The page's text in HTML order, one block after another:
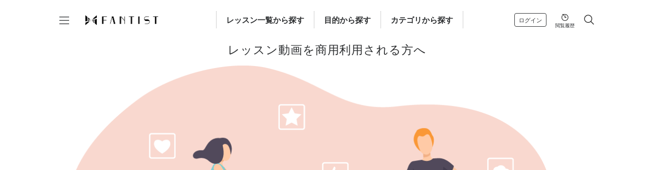
レッスン一覧から探す 目的から探す カテゴリから探す ログイン
閲覧履歴
レッスン動画を商用利用される方へ